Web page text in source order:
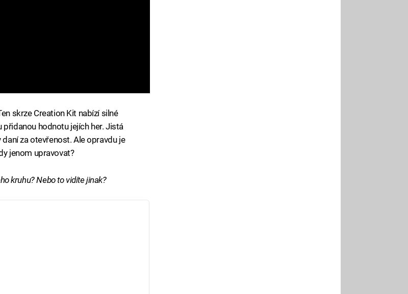
skrze Creation Kit nabízí silné
hodnotu jejích her. Jistá
za otevřenost. Ale opravdu je
jenom upravovat?
kruhu? Nebo to vidíte jinak?